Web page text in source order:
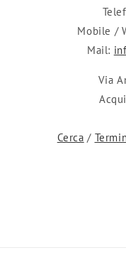
Mobile /
Mail:
Via
Cerca /